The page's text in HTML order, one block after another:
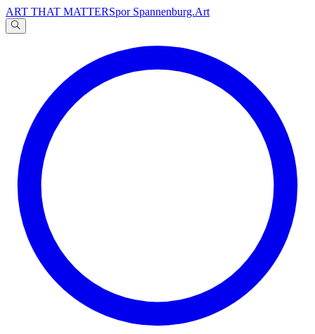
ART THAT MATTERSpor Spannenburg.Art
文